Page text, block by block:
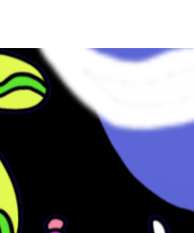
#shoppingonline #thailand
# #กระเป๋าถือของผู้หญิง
#กระเป๋าสะพายข้าง #
#กระเป๋า
วัสดุ : เนื้อ PU พิมพ์ลาย กันน้ำ
เนื้อหนานุ่ม หนา แข็งแรง
ทนทานมาก มีซิปปิด ด้านในบุ
ด้วยผ้า 600D สีม่วงเข้ม ด้านใน
กระเป๋า มีช่องซิปใหญ่ 1 ช่อง
และ มีช่องเสียบใหญ่ 2 ช่อง
ขนาด : 38 x 32 x 10 cm. สาย
ยาวสะพายไหล่ได้ การใช้งาน :